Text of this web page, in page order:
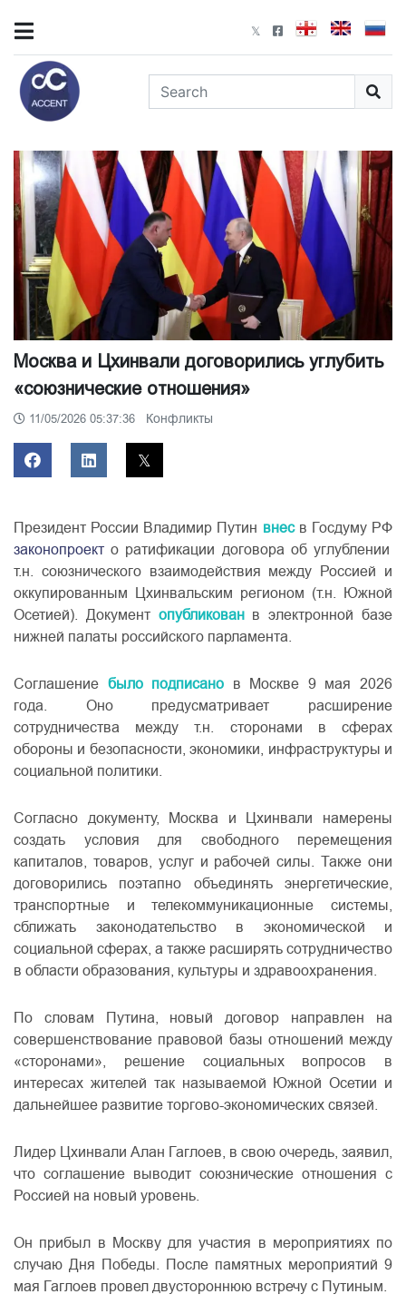
Москва и Цхинвали договорились углубить
«союзнические отношения»
11/05/2026 05:37:36 Конфликты
Президент России Владимир Путин внес в Госдуму РФ
законопроект о ратификации договора об углублении
т.н. союзнического взаимодействия между Россией и
оккупированным Цхинвальским регионом (т.н. Южной
Осетией). Документ опубликован в электронной базе
нижней палаты российского парламента.
Соглашение было подписано в Москве 9 мая 2026
года. Оно предусматривает расширение
сотрудничества между т.н. сторонами в сферах
обороны и безопасности, экономики, инфраструктуры и
социальной политики.
Согласно документу, Москва и Цхинвали намерены
создать условия для свободного перемещения
капиталов, товаров, услуг и рабочей силы. Также они
договорились поэтапно объединять энергетические,
транспортные и телекоммуникационные системы,
сближать законодательство в экономической и
социальной сферах, а также расширять сотрудничество
в области образования, культуры и здравоохранения.
По словам Путина, новый договор направлен на
совершенствование правовой базы отношений между
«сторонами», решение социальных вопросов в
интересах жителей так называемой Южной Осетии и
дальнейшее развитие торгово-экономических связей.
Лидер Цхинвали Алан Гаглоев, в свою очередь, заявил,
что соглашение выводит союзнические отношения с
Россией на новый уровень.
Он прибыл в Москву для участия в мероприятиях по
случаю Дня Победы. После памятных мероприятий 9
мая Гаглоев провел двустороннюю встречу с Путиным.